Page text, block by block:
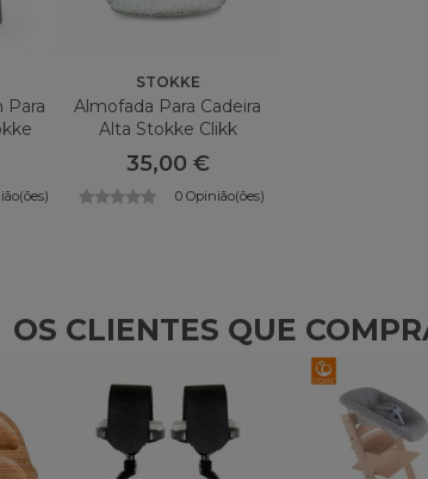
Para
STOKKE
Almofada Para Cadeira
Alta Stokke Clikk
35,00 €
0 Opinião(ões)
OS CLIENTES QUE